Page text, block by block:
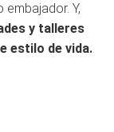
embajador. Y,
y talleres
estilo de vida.